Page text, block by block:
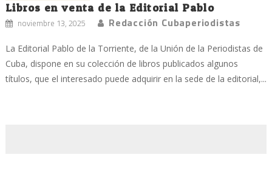
Libros en venta de la Editorial Pablo
noviembre 13, 2025 Redacción Cubaperiodistas
La Editorial Pablo de la Torriente, de la Unión de la Periodistas de
Cuba, dispone en su colección de libros publicados algunos
títulos, que el interesado puede adquirir en la sede de la editorial,...